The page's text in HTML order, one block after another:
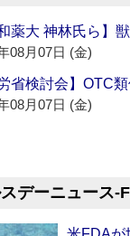
和薬大 神林氏ら】
08月07日 (金)
労省検討会】OTC
08月07日 (金)
デーニュース